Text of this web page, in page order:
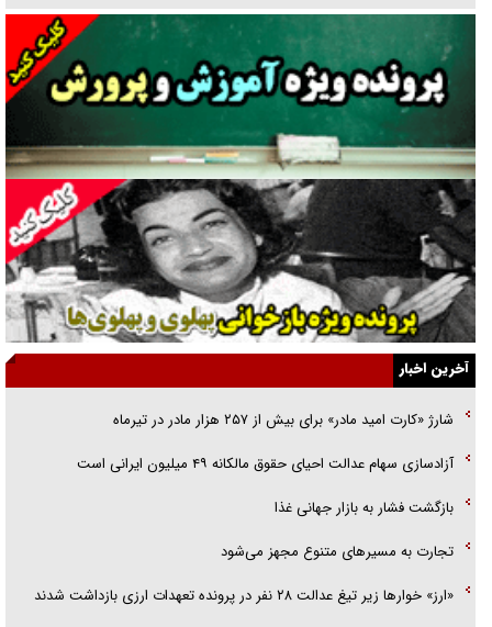
دنده دولت به واگذاری مسئله‌دار ایران‌خودرو/ خصوصی‌سازی یا انحصار؟
غریزه‌ی بقا و آقای باقی و رفقا
جراحی‌های زیبایی با مدرک فوق‌دیپلم! + گفت‌وگو با متهم
گفت‌وگو با همسر یکی از شهدای جنگ رمضان/ پیکر بی‌سر شهید را از
انگشت‌های پا شناسایی کردیم
نسلی که آنلاین الگو می‌گیرد
گفت‌وگو با آیت‌الله جاودان/ جفای مخالفان مکانت معنوی رهبر شهید را
ارتقا می‌داد
راننده مست به قانون می‌خندد
همه آقای دوربینی شده‌ایم!
قصه ناتمام سرویس مدارس
آیا مقاومت فلسطین خلع‌سلاح می‌شود؟
آخرین اخبار
شارژ «کارت امید مادر» برای بیش از ۲۵۷ هزار مادر در تیرماه
آزادسازی سهام عدالت احیای حقوق مالکانه ۴۹ میلیون ایرانی است
بازگشت فشار به بازار جهانی غذا
تجارت به مسیر‌های متنوع مجهز می‌شود
«ارز» خوار‌ها زیر تیغ عدالت ۲۸ نفر در پرونده تعهدات ارزی بازداشت شدند